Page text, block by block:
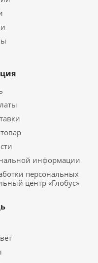
информации
персональных
центр «Глобус»